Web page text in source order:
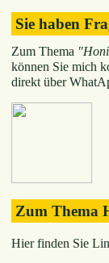
Sie haben
Zum Thema
können Sie mich
direkt über
Zum Thema
Hier finden Sie